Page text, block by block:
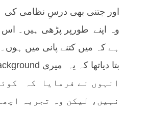
اور جتنی بھی درسِ نظامی کی
وہ اپنے طورپر پڑھی ہیں۔ اس
ہے کہ میں کتنے پانی میں
انہوں نے فرمایا کہ
نہیں، لیکن وہ تجربہ